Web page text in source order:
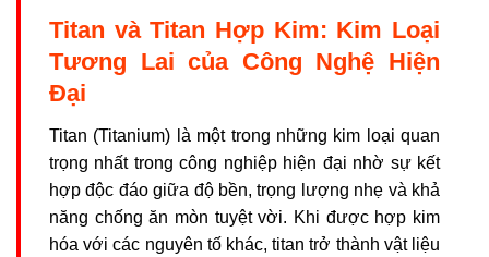
Titan và Titan Hợp Kim: Kim Loại
Tương Lai của Công Nghệ Hiện
Đại
Titan (Titanium) là một trong những kim loại quan
trọng nhất trong công nghiệp hiện đại nhờ sự kết
hợp độc đáo giữa độ bền, trọng lượng nhẹ và khả
năng chống ăn mòn tuyệt vời. Khi được hợp kim
hóa với các nguyên tố khác, titan trở thành vật liệu